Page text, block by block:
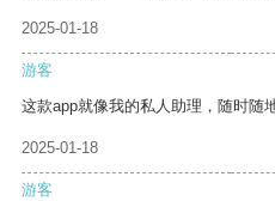
2025-01-18
游客
这款app就像我的私人助理，随时随
2025-01-18
游客